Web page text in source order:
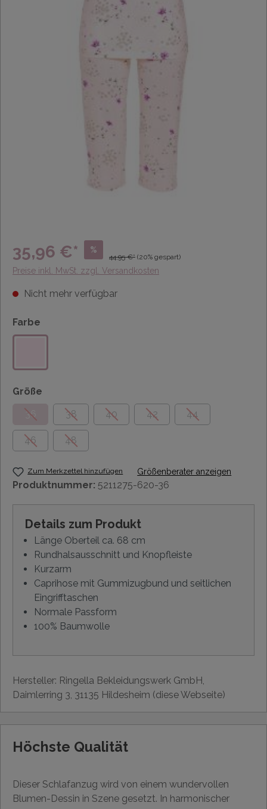
35,96 €* %
44,95 €* (20% gespart)
Preise inkl. MwSt. zzgl. Versandkosten
Nicht mehr verfügbar
Farbe
Größe
36
38 40 42 44
46 48
Zum Merkzettel hinzufügen Größenberater anzeigen
Produktnummer: 5211275-620-36
Details zum Produkt
Länge Oberteil ca. 68 cm
Rundhalsausschnitt und Knopfleiste
Kurzarm
Caprihose mit Gummizugbund und seitlichen
Eingrifftaschen
Normale Passform
100% Baumwolle
Hersteller: Ringella Bekleidungswerk GmbH,
Daimlerring 3, 31135 Hildesheim (diese Webseite)
Höchste Qualität
Dieser Schlafanzug wird von einem wundervollen
Blumen-Dessin in Szene gesetzt. In harmonischer